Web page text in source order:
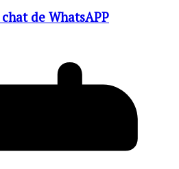
de WhatsAPP